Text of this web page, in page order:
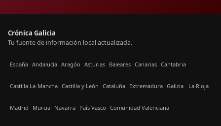
Crónica Galicia
Tu fuente de información local actualizada.
España Andalucía Aragón Asturias Baleares Canarias Cantabria
Castilla La-Mancha Castilla y León Cataluña Extremadura Galicia La Rioja
Madrid Murcia Navarra País Vasco Comunidad Valenciana